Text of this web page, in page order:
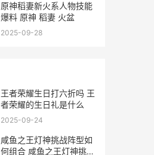
原神稻妻新火系人物技能
爆料 原神 稻妻 火盆
2025-09-28
王者荣耀生日打六折吗 王
者荣耀的生日礼是什么
2025-09-24
咸鱼之王灯神挑战阵型如
何组合 咸鱼之王灯神挑战